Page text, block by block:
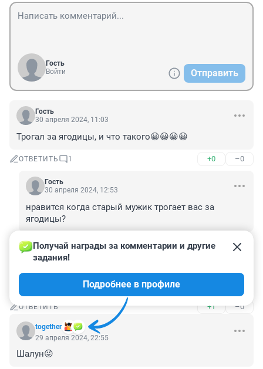
Гость
Войти
Отправить
Гость
30 апреля 2024, 11:03
Трогал за ягодицы, и что такого😀😀😀😀
ОТВЕТИТЬ 1 +0 –0
Гость
30 апреля 2024, 12:53
нравится когда старый мужик трогает вас за
ягодицы?
ОТВЕТИТЬ –0
Гость
кусать надо было
ОТВЕТИТЬ +1 –0
together
Получай награды за комментарии и другие
задания!
Подробнее в профиле
29 апреля 2024, 22:55
Шалун😜